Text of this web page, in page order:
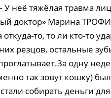
неё тяжёлая травма
доктор» Марина
откуда-то, то ли кто-то
резцов, остальные
одну
так зовут кошку)
собирать деньги